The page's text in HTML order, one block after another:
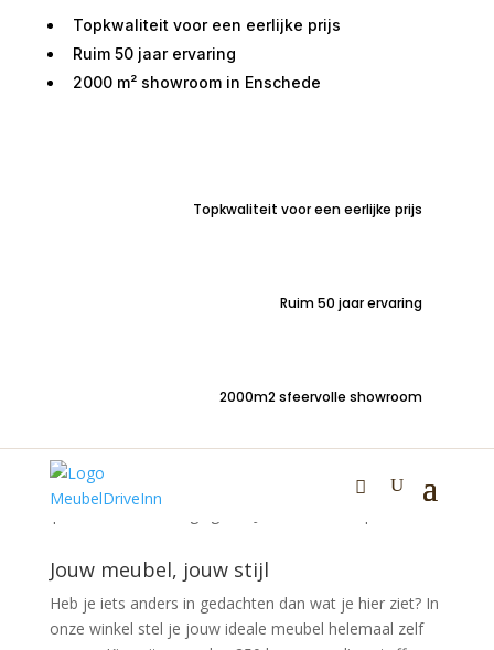
Topkwaliteit voor een eerlijke prijs
Ruim 50 jaar ervaring
2000 m² showroom in Enschede
Topkwaliteit voor een eerlijke prijs
Ruim 50 jaar ervaring
2000m2 sfeervolle showroom
Kunstbloem Japanse
Luxe kunstbloem Japanse chrysant roze | lengte 71 cm
Jouw meubel, jouw stijl
Heb je iets anders in gedachten dan wat je hier ziet? In
onze winkel stel je jouw ideale meubel helemaal zelf